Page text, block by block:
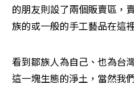
的朋友則設了兩個販賣區，
族的或一般的手工藝品在這
看到鄒族人為自己、也為台
這一塊生態的淨土，當然我